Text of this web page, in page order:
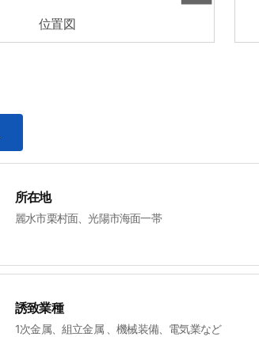
位置図
所在地
麗水市栗村面、光陽市海面一帯
誘致業種
1次金属、組立金属 、機械装備、電気業など